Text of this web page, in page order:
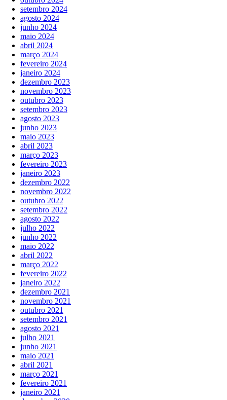
setembro 2024
agosto 2024
junho 2024
maio 2024
abril 2024
março 2024
fevereiro 2024
janeiro 2024
dezembro 2023
novembro 2023
outubro 2023
setembro 2023
agosto 2023
junho 2023
maio 2023
abril 2023
março 2023
fevereiro 2023
janeiro 2023
dezembro 2022
novembro 2022
outubro 2022
setembro 2022
agosto 2022
julho 2022
junho 2022
maio 2022
abril 2022
março 2022
fevereiro 2022
janeiro 2022
dezembro 2021
novembro 2021
outubro 2021
setembro 2021
agosto 2021
julho 2021
junho 2021
maio 2021
abril 2021
março 2021
fevereiro 2021
janeiro 2021